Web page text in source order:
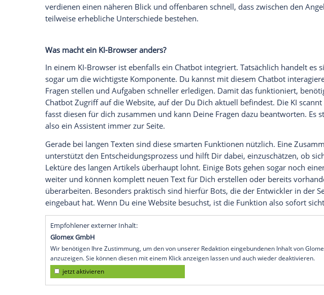
Durch Chatbots ist die künstliche Intelligenz längst bekannt
sich auch in anderen Anwendungen. Neben Office-Tools sind
nennen. Immer mehr clevere Funktionen halten hier Einzug
Erkunden des Internets. Sie sind direkt in die Oberfläche
Vorteile. So lassen sich die Inhalte vonWebsitesmit nur einem
Besucher erhält also einen schnelleren Überblick. Die KI kann
viele andere Aufgaben übernehmen. Das Ziel ist mehr
den Nutzer.
Auf dem Markt sind aktuell vor allem sechs dieser KI-Browser
verdienen einen näheren Blick und offenbaren schnell, dass
teilweise erhebliche Unterschiede bestehen.
Was macht ein KI-Browser anders?
In einem KI-Browser ist ebenfalls ein Chatbot integriert.
sogar um die wichtigste Komponente. Du kannst mit diesem
Fragen stellen und Aufgaben schneller erledigen. Damit das
Chatbot Zugriff auf die Website, auf der Du Dich aktuell
fasst diesen für dich zusammen und kann Deine Fragen dazu
also ein Assistent immer zur Seite.